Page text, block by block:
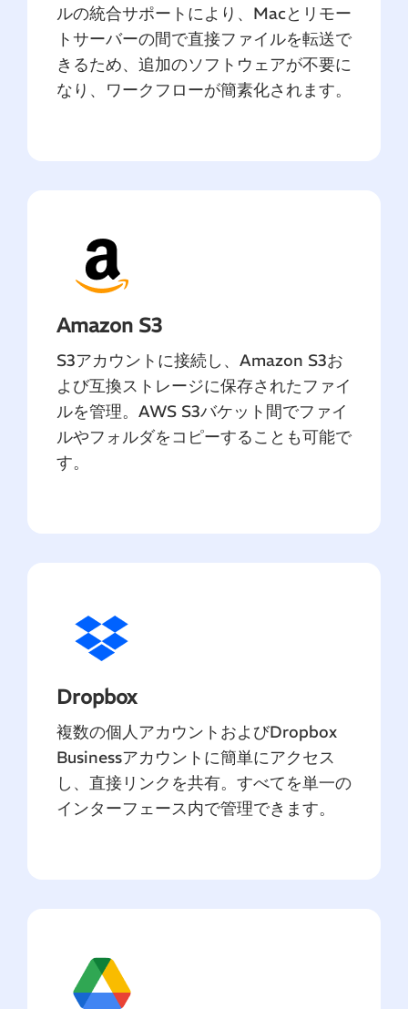
ルの統合サポートにより、Macとリモー
トサーバーの間で直接ファイルを転送で
きるため、追加のソフトウェアが不要に
なり、ワークフローが簡素化されます。
Amazon S3
S3アカウントに接続し、Amazon S3お
よび互換ストレージに保存されたファイ
ルを管理。AWS S3バケット間でファイ
ルやフォルダをコピーすることも可能で
す。
Dropbox
複数の個人アカウントおよびDropbox
Businessアカウントに簡単にアクセス
し、直接リンクを共有。すべてを単一の
インターフェース内で管理できます。